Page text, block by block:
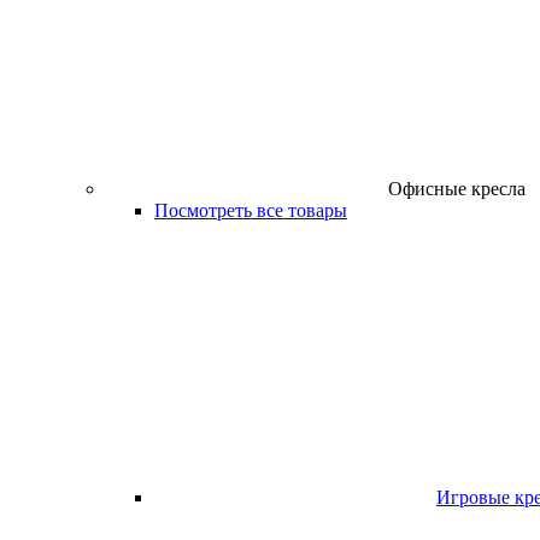
Офисные кресла
Посмотреть все товары
Игровые